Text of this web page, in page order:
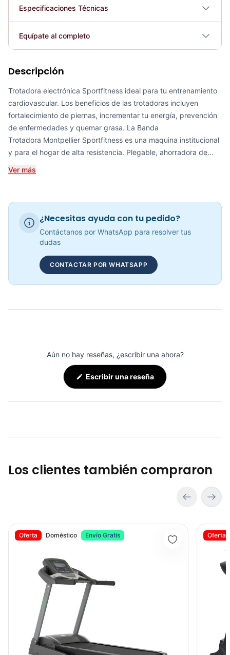
Especificaciones Técnicas
Plegable No
Equípate al completo
COP 4,200,296.00
Banda Trotadora REIMS - Sport Fitness 72029
COP 4,440,313.00
COP 2,744,170.00
Descripción
Trotadora electrónica Sportfitness ideal para tu entrenamiento
cardiovascular. Los beneficios de las trotadoras incluyen
fortalecimiento de piernas, incrementar tu energía, prevención
de enfermedades y quemar grasa. La Banda
Trotadora Montpellier Sportfitness es una maquina institucional
y para el hogar de alta resistencia. Plegable, ahorradora de...
Ver más
¿Necesitas ayuda con tu pedido?
Contáctanos por WhatsApp para resolver tus
dudas
CONTACTAR POR WHATSAPP
Aún no hay reseñas, ¿escribir una ahora?
Escribir una reseña(Se
abre
en
nueva
Los clientes también compraron
Banda Trotadora METS - Sport Fitness 72010
Oferta Doméstico Envío Gratis
Banda
Oferta